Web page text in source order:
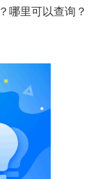
？哪里可以查询？